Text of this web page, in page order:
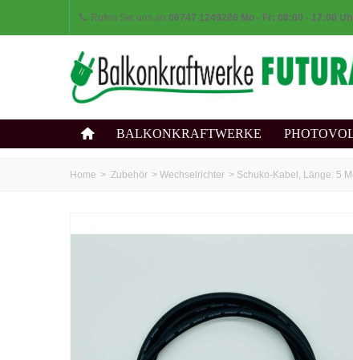
Rufen Sie uns an 06747 1249286 Mo - Fr: 08:00 - 17:00
BALKONKRAFTWERKE
Home > Zubehör > Wechselrichter > Schuko-Kabel, Länge: 5